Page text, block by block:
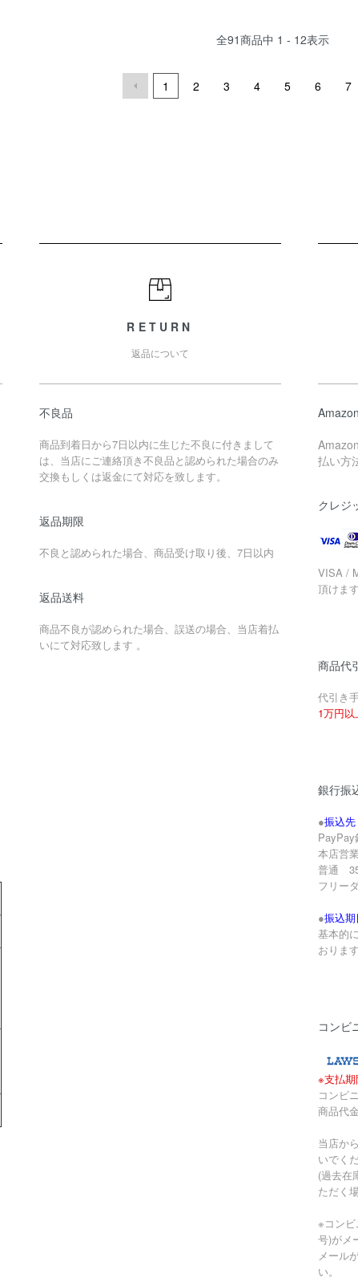
全91商品中 1 - 12表示
1 2 3 4 5 6 7
RETURN
返品について
不良品
商品到着日から7日以内に生じた不良に付きまして
は、当店にご連絡頂き不良品と認められた場合のみ
交換もしくは返金にて対応を致します。
返品期限
不良と認められた場合、商品受け取り後、7日以内
返品送料
商品不良が認められた場合、誤送の場合、当店着払
いにて対応致します 。
払い方
クレジ
VISA /
頂けます
商品代
代引き
1万円
銀行振
●振込先
PayPay
本店営
普通
フリー
●振込期
基本的
おりま
コンビ
※支払期
コンビ
商品代
当店か
いでく
(過去在
ただく
※コン
号)がメ
メール
い。